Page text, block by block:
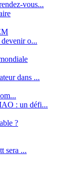
vous...
o...
dans ...
: un défi...
?
sera ...